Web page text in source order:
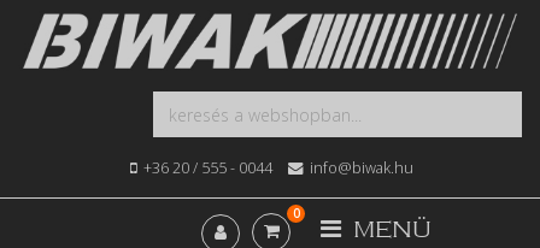
+36 20 / 555 - 0044 info@biwak.hu
MENÜ
0